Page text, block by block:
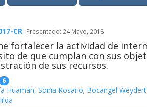
CR Presentado: 24 Mayo, 2018
fortalecer la actividad de
de que cumplan con sus
de sus recursos.
6
Huamán, Sonia Rosario; Bocangel